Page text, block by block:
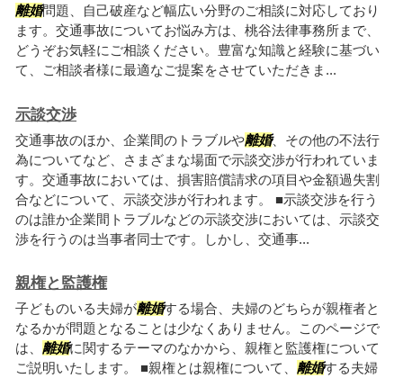
離婚問題、自己破産など幅広い分野のご相談に対応しており
ます。交通事故についてお悩み方は、桃谷法律事務所まで、
どうぞお気軽にご相談ください。豊富な知識と経験に基づい
て、ご相談者様に最適なご提案をさせていただきま...
示談交渉
交通事故のほか、企業間のトラブルや離婚、その他の不法行
為についてなど、さまざまな場面で示談交渉が行われていま
す。交通事故においては、損害賠償請求の項目や金額過失割
合などについて、示談交渉が行われます。 ■示談交渉を行う
のは誰か企業間トラブルなどの示談交渉においては、示談交
渉を行うのは当事者同士です。しかし、交通事...
親権と監護権
子どものいる夫婦が離婚する場合、夫婦のどちらが親権者と
なるかが問題となることは少なくありません。このページで
は、 離婚に関するテーマのなかから、親権と監護権について
ご説明いたします。 ■親権とは親権について、 離婚する夫婦